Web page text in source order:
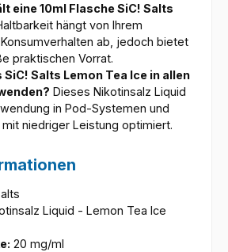
eine 10ml Flasche SiC! Salts
hängt von Ihrem
ab, jedoch bietet
praktischen Vorrat.
SiC! Salts Lemon Tea Ice in allen
Dieses Nikotinsalz Liquid
in Pod-Systemen und
niedriger Leistung optimiert.
Liquid - Lemon Tea Ice
20 mg/ml